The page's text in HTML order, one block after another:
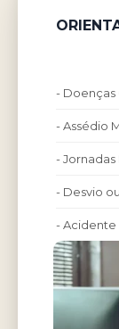
- Doenças
- Assédio
- Jornadas
- Desvio
- Acidente